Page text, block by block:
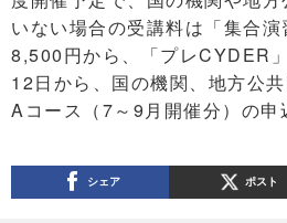
いない場合の受講料は「集合
8,500円から、「プレCYDER
12日から、国の機関、地方公
Aコース（7～9月開催分）の申
シェア ポスト